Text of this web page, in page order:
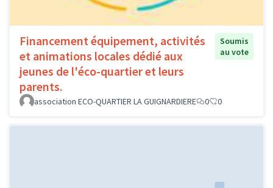
Financement équipement, activités
et animations locales dédié aux
jeunes de l'éco-quartier et leurs
parents.
Soumis
au vote
association ECO-QUARTIER LA GUIGNARDIERE 0 0